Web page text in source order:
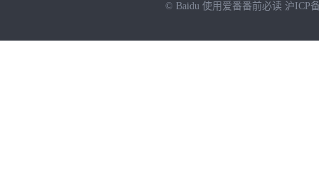
© Baidu 使用爱番番前必读 沪ICP